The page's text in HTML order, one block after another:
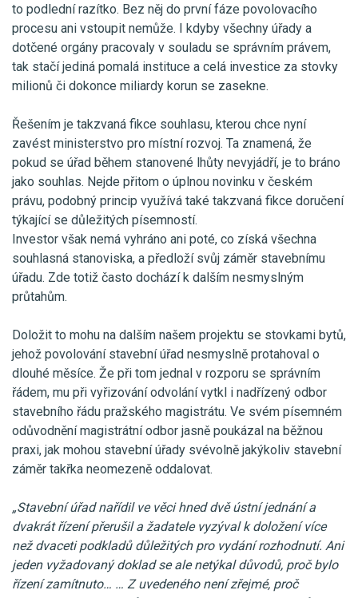
to podlední razítko. Bez něj do první fáze povolovacího
procesu ani vstoupit nemůže. I kdyby všechny úřady a
dotčené orgány pracovaly v souladu se správním právem,
tak stačí jediná pomalá instituce a celá investice za stovky
milionů či dokonce miliardy korun se zasekne.
Řešením je takzvaná fikce souhlasu, kterou chce nyní
zavést ministerstvo pro místní rozvoj. Ta znamená, že
pokud se úřad během stanovené lhůty nevyjádří, je to bráno
jako souhlas. Nejde přitom o úplnou novinku v českém
právu, podobný princip využívá také takzvaná fikce doručení
týkající se důležitých písemností.
Investor však nemá vyhráno ani poté, co získá všechna
souhlasná stanoviska, a předloží svůj záměr stavebnímu
úřadu. Zde totiž často dochází k dalším nesmyslným
průtahům.
Doložit to mohu na dalším našem projektu se stovkami bytů,
jehož povolování stavební úřad nesmyslně protahoval o
dlouhé měsíce. Že při tom jednal v rozporu se správním
řádem, mu při vyřizování odvolání vytkl i nadřízený odbor
stavebního řádu pražského magistrátu. Ve svém písemném
odůvodnění magistrátní odbor jasně poukázal na běžnou
praxi, jak mohou stavební úřady svévolně jakýkoliv stavební
záměr takřka neomezeně oddalovat.
„Stavební úřad nařídil ve věci hned dvě ústní jednání a
dvakrát řízení přerušil a žadatele vyzýval k doložení více
než dvaceti podkladů důležitých pro vydání rozhodnutí. Ani
jeden vyžadovaný doklad se ale netýkal důvodů, proč bylo
řízení zamítnuto… … Z uvedeného není zřejmé, proč